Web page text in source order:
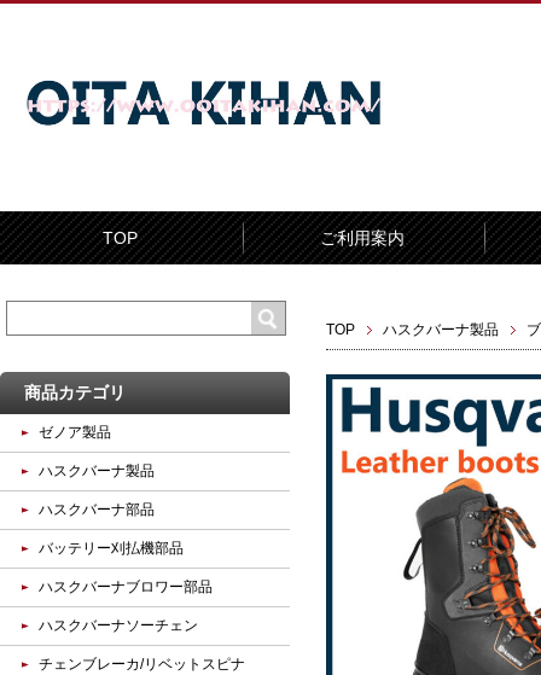
TOP ご利用案内
TOP ハスクバーナ製品
商品カテゴリ
ゼノア製品
ハスクバーナ製品
ハスクバーナ部品
バッテリー刈払機部品
ハスクバーナブロワー部品
ハスクバーナソーチェン
チェンブレーカ/リベットスピナ